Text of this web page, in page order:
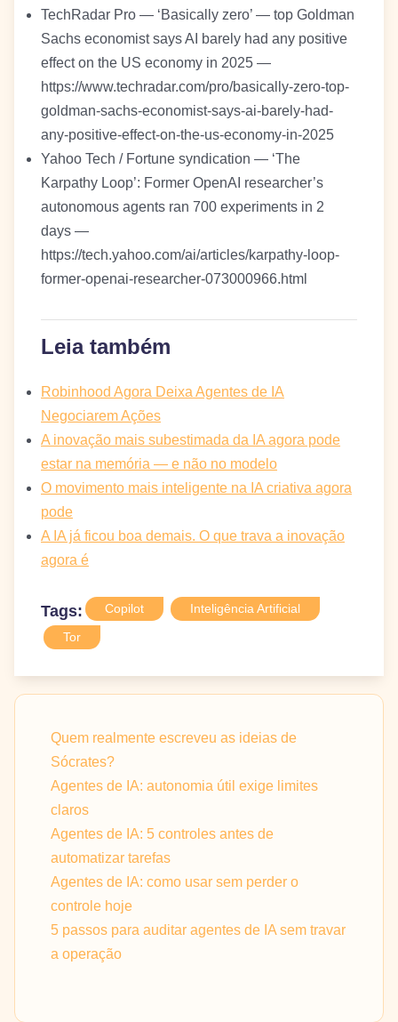
TechRadar Pro — ‘Basically zero’ — top Goldman
Sachs economist says AI barely had any positive
effect on the US economy in 2025 —
https://www.techradar.com/pro/basically-zero-top-
goldman-sachs-economist-says-ai-barely-had-
any-positive-effect-on-the-us-economy-in-2025
Yahoo Tech / Fortune syndication — ‘The
Karpathy Loop’: Former OpenAI researcher’s
autonomous agents ran 700 experiments in 2
days —
https://tech.yahoo.com/ai/articles/karpathy-loop-
former-openai-researcher-073000966.html
Leia também
Robinhood Agora Deixa Agentes de IA
Negociarem Ações
A inovação mais subestimada da IA agora pode
estar na memória — e não no modelo
O movimento mais inteligente na IA criativa agora
pode
A IA já ficou boa demais. O que trava a inovação
agora é
Tags: Copilot
Inteligência Artificial
Tor
Quem realmente escreveu as ideias de
Sócrates?
Agentes de IA: autonomia útil exige limites
claros
Agentes de IA: 5 controles antes de
automatizar tarefas
Agentes de IA: como usar sem perder o
controle hoje
5 passos para auditar agentes de IA sem travar
a operação